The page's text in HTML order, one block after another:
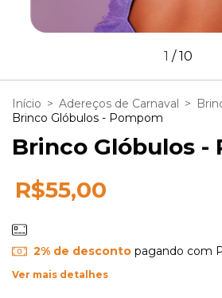
1 /10
Início > Adereços de Carnaval >
Brinco Glóbulos - Pompom
Brinco Glóbulos -
R$55,00
2% de descontopagando com
Ver mais detalhes